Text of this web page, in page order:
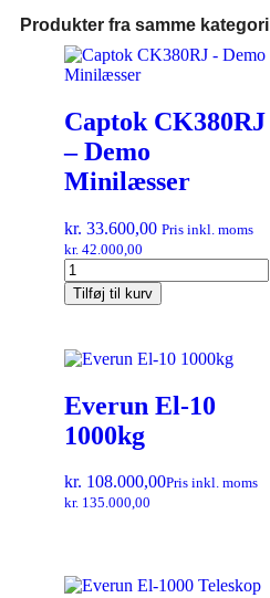
Produkter fra samme kategori
Captok CK380RJ
– Demo
Minilæsser
kr. 33.600,00 Pris inkl. moms
kr. 42.000,00
Tilføj til kurv
Everun El-10
1000kg
kr. 108.000,00Pris inkl. moms
kr. 135.000,00